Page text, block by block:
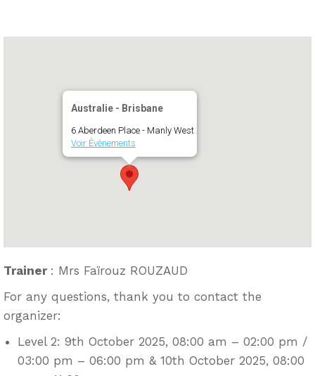
Australie - Brisbane
6 Aberdeen Place - Manly West
Voir Évènements
Trainer : Mrs Faïrouz ROUZAUD
For any questions, thank you to contact the
organizer:
Level 2: 9th October 2025, 08:00 am – 02:00 pm /
03:00 pm – 06:00 pm & 10th October 2025, 08:00